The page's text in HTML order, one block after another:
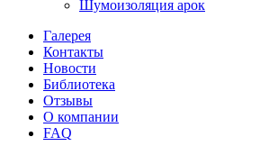
Шумоизоляция арок
Галерея
Контакты
Новости
Библиотека
Отзывы
О компании
FAQ